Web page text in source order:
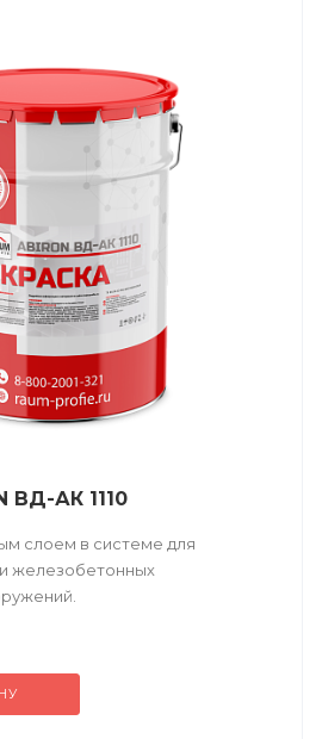
ВД-АК 1110
слоем в системе для
железобетонных
по ссылке